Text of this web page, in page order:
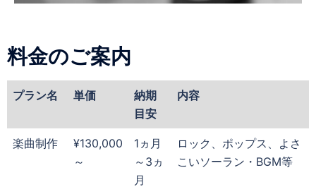
料金のご案内
プラン名 単価
納期
目安
内容
楽曲制作
¥130,000
～
1ヵ月
～3ヵ
月
ロック、ポップス、よさ
こいソーラン・BGM等